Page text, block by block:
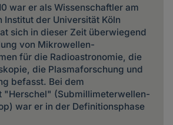
war er als Wissenschaftler am
Institut der Universität Köln
sich in dieser Zeit überwiegend
von Mikrowellen-
für die Radioastronomie, die
die Plasmaforschung und
befasst. Bei dem
"Herschel" (Submillimeterwellen-
war er in der Definitionsphase